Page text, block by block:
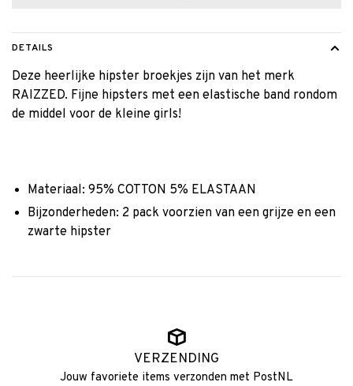
DETAILS
Deze heerlijke hipster broekjes zijn van het merk
RAIZZED. Fijne hipsters met een elastische band rondom
de middel voor de kleine girls!
Materiaal: 95% COTTON 5% ELASTAAN
Bijzonderheden: 2 pack voorzien van een grijze en een
zwarte hipster
VERZENDING
Jouw favoriete items verzonden met PostNL